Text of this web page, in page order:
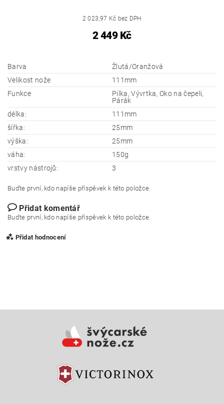
2 023,97 Kč bez DPH
2 449 Kč
Barva
Žlutá/Oranžová
Velikost nože
111mm
Funkce
Pilka, Vývrtka, Oko na čepeli,
Párák
délka:
111mm
šířka:
25mm
výška:
25mm
váha:
150g
vrstvy nástrojů:
3
Buďte první, kdo napíše příspěvek k této položce.
Přidat komentář
Buďte první, kdo napíše příspěvek k této položce.
Přidat hodnocení